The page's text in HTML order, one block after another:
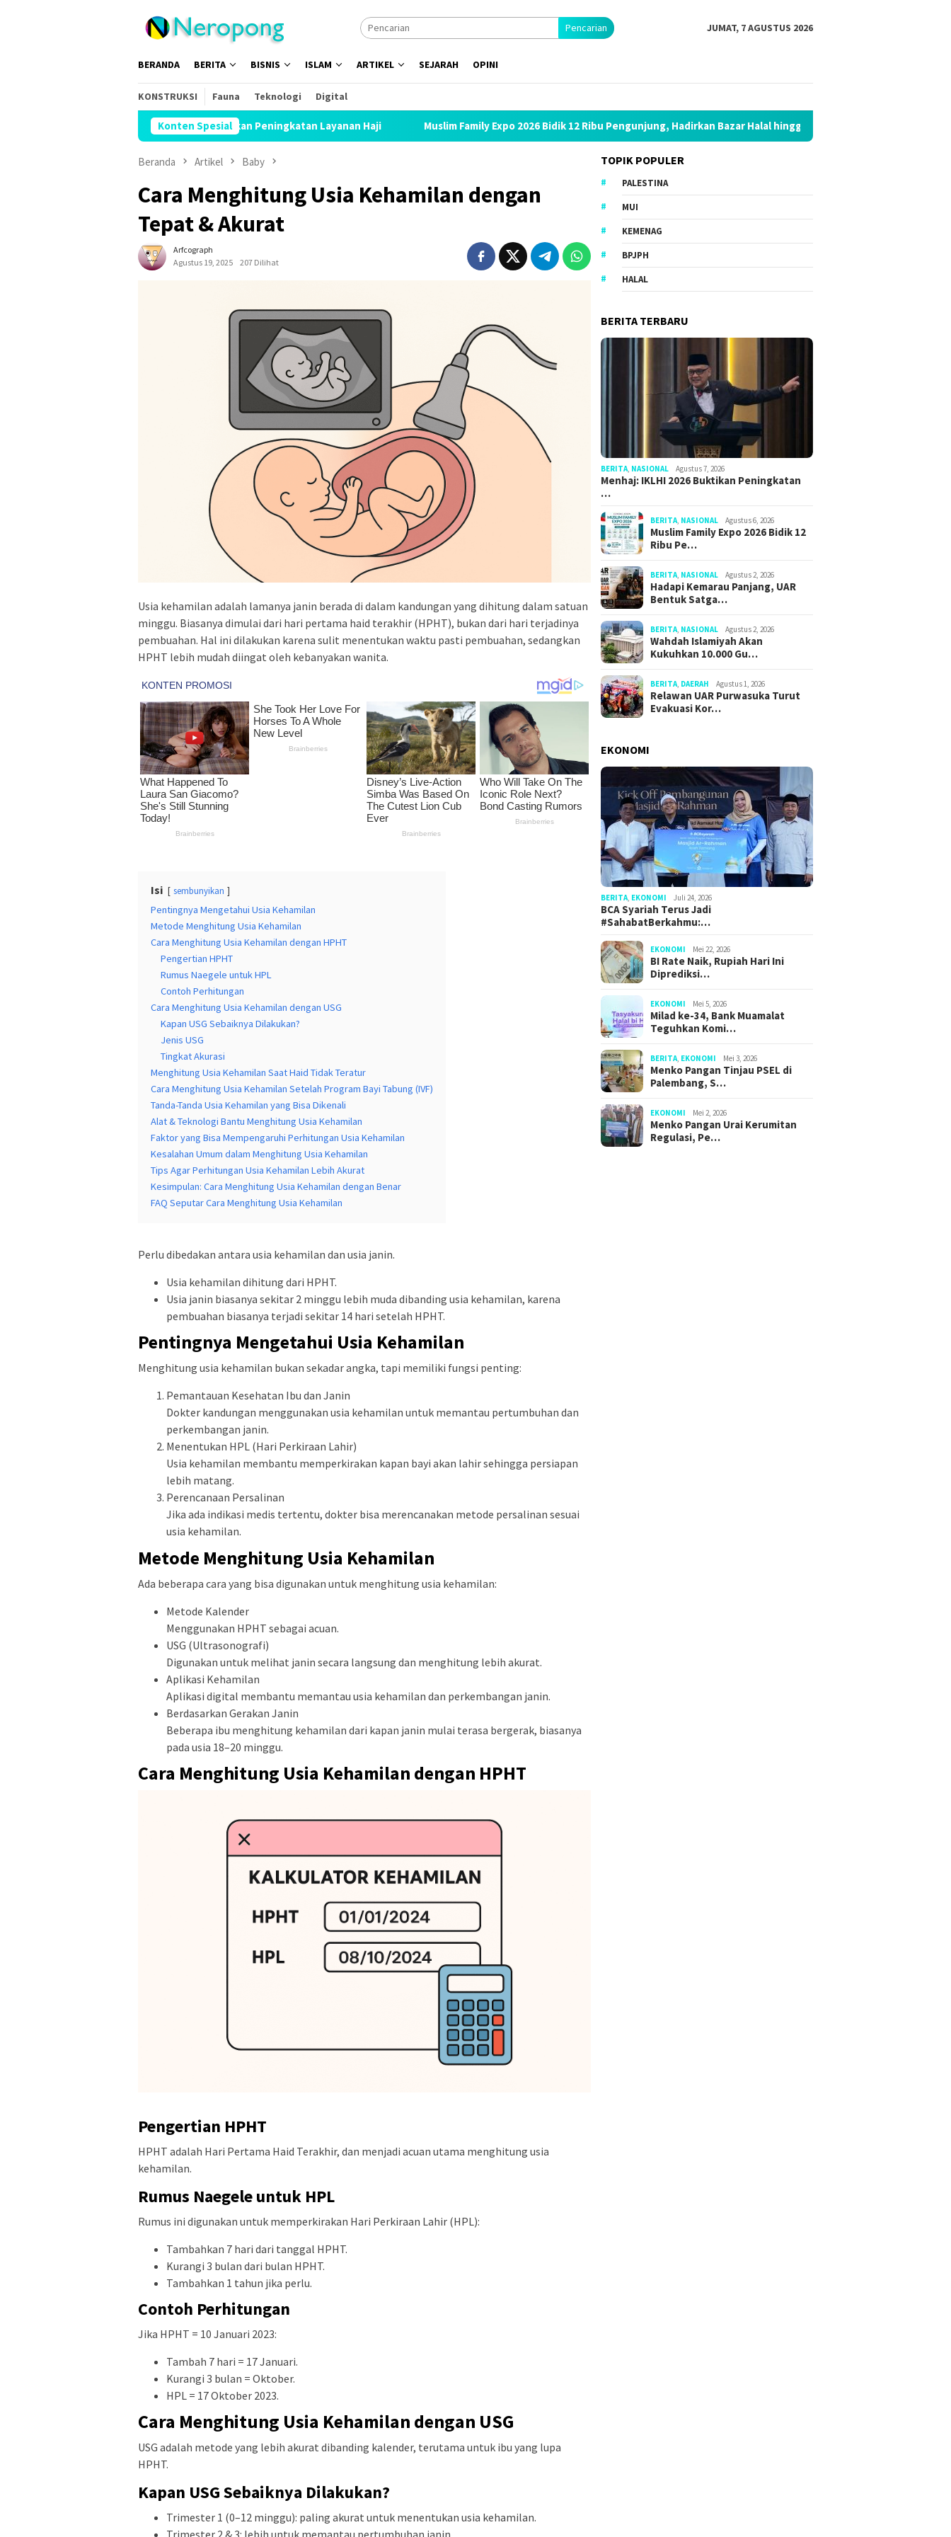
Pencarian JUMAT, 7 AGUSTUS 2026
BERANDA BERITA BISNIS ISLAM ARTIKEL SEJARAH OPINI
KONSTRUKSI Fauna Teknologi Digital
Konten Spesial
Menhaj: IKLHI 2026 Buktikan Peningkatan Layanan Haji Muslim Family Expo 2026 Bidik 12 Ribu Pengunjung, Hadirkan Bazar Halal hingga Kajian Nasional
Beranda Artikel Baby
Cara Menghitung Usia Kehamilan dengan
Tepat & Akurat
Arfcograph
Agustus 19, 2025
207 Dilihat
Usia kehamilan adalah lamanya janin berada di dalam kandungan yang dihitung dalam satuan
minggu. Biasanya dimulai dari hari pertama haid terakhir (HPHT), bukan dari hari terjadinya
pembuahan. Hal ini dilakukan karena sulit menentukan waktu pasti pembuahan, sedangkan
HPHT lebih mudah diingat oleh kebanyakan wanita.
Isi sembunyikan
Pentingnya Mengetahui Usia Kehamilan
Metode Menghitung Usia Kehamilan
Cara Menghitung Usia Kehamilan dengan HPHT
Pengertian HPHT
Rumus Naegele untuk HPL
Contoh Perhitungan
Cara Menghitung Usia Kehamilan dengan USG
Kapan USG Sebaiknya Dilakukan?
Jenis USG
Tingkat Akurasi
Menghitung Usia Kehamilan Saat Haid Tidak Teratur
Cara Menghitung Usia Kehamilan Setelah Program Bayi Tabung (IVF)
Tanda-Tanda Usia Kehamilan yang Bisa Dikenali
Alat & Teknologi Bantu Menghitung Usia Kehamilan
Faktor yang Bisa Mempengaruhi Perhitungan Usia Kehamilan
Kesalahan Umum dalam Menghitung Usia Kehamilan
Tips Agar Perhitungan Usia Kehamilan Lebih Akurat
Kesimpulan: Cara Menghitung Usia Kehamilan dengan Benar
FAQ Seputar Cara Menghitung Usia Kehamilan
Perlu dibedakan antara usia kehamilan dan usia janin.
Usia kehamilan dihitung dari HPHT.
Usia janin biasanya sekitar 2 minggu lebih muda dibanding usia kehamilan, karena
pembuahan biasanya terjadi sekitar 14 hari setelah HPHT.
Pentingnya Mengetahui Usia Kehamilan
Menghitung usia kehamilan bukan sekadar angka, tapi memiliki fungsi penting:
Pemantauan Kesehatan Ibu dan Janin
Dokter kandungan menggunakan usia kehamilan untuk memantau pertumbuhan dan
perkembangan janin.
Menentukan HPL (Hari Perkiraan Lahir)
Usia kehamilan membantu memperkirakan kapan bayi akan lahir sehingga persiapan
lebih matang.
Perencanaan Persalinan
Jika ada indikasi medis tertentu, dokter bisa merencanakan metode persalinan sesuai
usia kehamilan.
Metode Menghitung Usia Kehamilan
Ada beberapa cara yang bisa digunakan untuk menghitung usia kehamilan:
Metode Kalender
Menggunakan HPHT sebagai acuan.
USG (Ultrasonografi)
Digunakan untuk melihat janin secara langsung dan menghitung lebih akurat.
Aplikasi Kehamilan
Aplikasi digital membantu memantau usia kehamilan dan perkembangan janin.
Berdasarkan Gerakan Janin
Beberapa ibu menghitung kehamilan dari kapan janin mulai terasa bergerak, biasanya
pada usia 18–20 minggu.
Cara Menghitung Usia Kehamilan dengan HPHT
Pengertian HPHT
HPHT adalah Hari Pertama Haid Terakhir, dan menjadi acuan utama menghitung usia
kehamilan.
Rumus Naegele untuk HPL
Rumus ini digunakan untuk memperkirakan Hari Perkiraan Lahir (HPL):
Tambahkan 7 hari dari tanggal HPHT.
Kurangi 3 bulan dari bulan HPHT.
Tambahkan 1 tahun jika perlu.
Contoh Perhitungan
Jika HPHT = 10 Januari 2023:
Tambah 7 hari = 17 Januari.
Kurangi 3 bulan = Oktober.
HPL = 17 Oktober 2023.
Cara Menghitung Usia Kehamilan dengan USG
USG adalah metode yang lebih akurat dibanding kalender, terutama untuk ibu yang lupa
HPHT.
Kapan USG Sebaiknya Dilakukan?
Trimester 1 (0–12 minggu): paling akurat untuk menentukan usia kehamilan.
TOPIK POPULER
PALESTINA
MUI
KEMENAG
BPJPH
HALAL
BERITA TERBARU
BERITA NASIONAL Agustus 7, 2026
Menhaj: IKLHI 2026 Buktikan Peningkatan
…
BERITA NASIONAL Agustus 6, 2026
Muslim Family Expo 2026 Bidik 12
Ribu Pe…
BERITA NASIONAL Agustus 2, 2026
Hadapi Kemarau Panjang, UAR
Bentuk Satga…
BERITA NASIONAL Agustus 2, 2026
Wahdah Islamiyah Akan
Kukuhkan 10.000 Gu…
BERITA DAERAH Agustus 1, 2026
Relawan UAR Purwasuka Turut
Evakuasi Kor…
EKONOMI
BERITA EKONOMI Juli 24, 2026
BCA Syariah Terus Jadi
#SahabatBerkahmu:…
EKONOMI Mei 22, 2026
BI Rate Naik, Rupiah Hari Ini
Diprediksi…
EKONOMI Mei 5, 2026
Milad ke-34, Bank Muamalat
Teguhkan Komi…
BERITA EKONOMI Mei 3, 2026
Menko Pangan Tinjau PSEL di
Palembang, S…
EKONOMI Mei 2, 2026
Menko Pangan Urai Kerumitan
Regulasi, Pe…